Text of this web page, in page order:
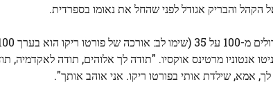
הקהל והבריק אגודל לפני שהחל את נאומו בספרדית.
אנטוניו מרטינס אוקסיו. "תודה לך אלוהים, תודה לאקדמיה,
אמא, שילדת אותי בפורטו ריקו. אני אוהב אותך".